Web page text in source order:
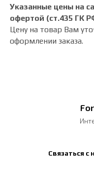
Указанные цены на
офертой (ст.435 ГК
Цену на товар Вам
оформлении заказа.
Связаться с